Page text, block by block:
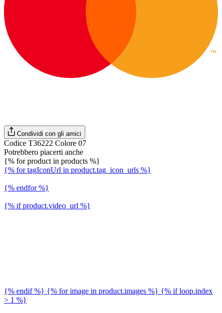
Condividi con gli amici
Codice T36222 Colore 07
Potrebbero piacerti anche
{% for product in products %}
{% for tagIconUrl in product.tag_icon_urls %}
{% endfor %}
{% if product.video_url %}
{% endif %} {% for image in product.images %} {% if loop.index
> 1 %}